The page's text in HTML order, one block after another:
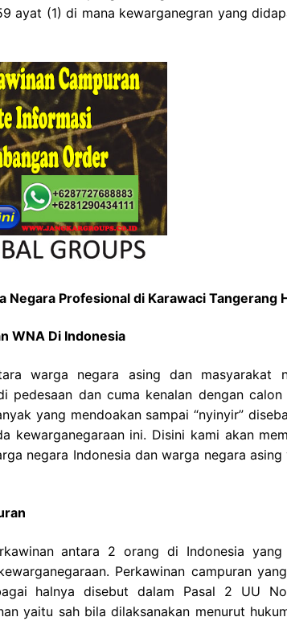
ayat (1) di mana kewarganegran yang
Negara Profesional di Karawaci
WNA Di Indonesia
warga negara asing dan masyarakat
pedesaan dan cuma kenalan dengan calon
yang mendoakan sampai “nyinyir”
kewarganegaraan ini. Disini kami akan
negara Indonesia dan warga negara
antara 2 orang di Indonesia
Perkawinan campuran
halnya disebut dalam Pasal 2 UU
yaitu sah bila dilaksanakan menurut